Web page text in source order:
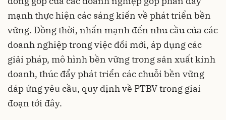
mạnh thực hiện các sáng kiến về phát triển bền
vững. Đồng thời, nhấn mạnh đến nhu cầu của các
doanh nghiệp trong việc đổi mới, áp dụng các
giải pháp, mô hình bền vững trong sản xuất kinh
doanh, thúc đẩy phát triển các chuỗi bền vững
đáp ứng yêu cầu, quy định về PTBV trong giai
đoạn tới đây.